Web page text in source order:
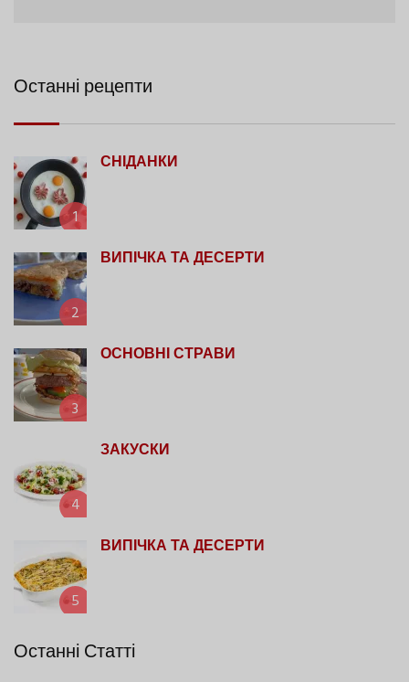
Останні рецепти
1
СНІДАНКИ
2
ВИПІЧКА ТА ДЕСЕРТИ
3
ОСНОВНІ СТРАВИ
4
ЗАКУСКИ
5
ВИПІЧКА ТА ДЕСЕРТИ
Останні Статті